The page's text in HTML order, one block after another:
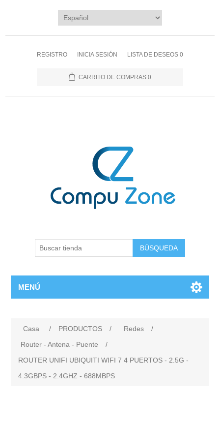
REGISTRO INICIA SESIÓN LISTA DE DESEOS 0
CARRITO DE COMPRAS 0
BÚSQUEDA
MENÚ
Casa / PRODUCTOS / Redes
/
Router - Antena - Puente
/
ROUTER UNIFI UBIQUITI WIFI 7 4 PUERTOS - 2.5G -
4.3GBPS - 2.4GHZ - 688MBPS